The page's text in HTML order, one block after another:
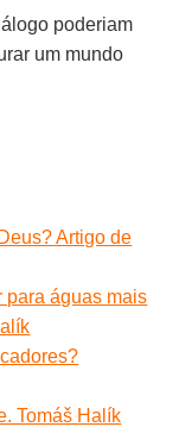
poderiam
um mundo
Artigo de
para águas mais
Tomáš Halík